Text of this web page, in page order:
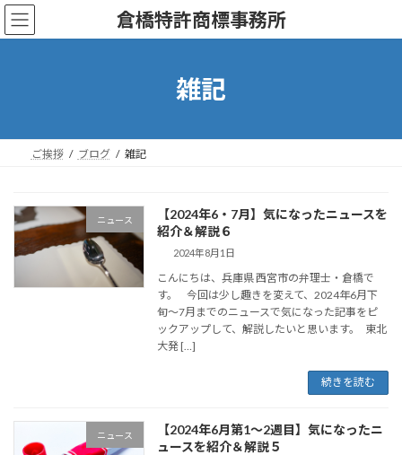
コ
ン
ナ
ビ
倉橋特許商標事務所
雑記
ご挨拶 ブログ 雑記
ニュース
【2024年6・7月】気になったニュースを
紹介＆解説６
2024年8月1日
こんにちは、兵庫県 西宮市の弁理士・倉橋で
す。 今回は少し趣きを変えて、2024年6月下
旬～7月までのニュースで気になった記事をピ
ックアップして、解説したいと思います。 東北
大発 […]
続きを読む
ニュース
【2024年6月第1～2週目】気になったニ
ュースを紹介＆解説５